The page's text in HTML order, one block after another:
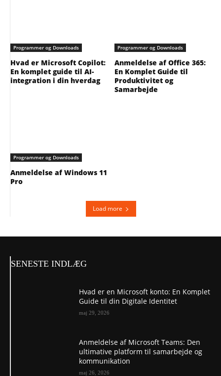
Programmer og Downloads
Hvad er Microsoft Copilot:
En komplet guide til AI-
integration i din hverdag
Programmer og Downloads
Anmeldelse af Office 365:
En Komplet Guide til
Produktivitet og
Samarbejde
Programmer og Downloads
Anmeldelse af Windows 11
Pro
Load more
SENESTE INDLÆG
Hvad er en Microsoft konto: En Komplet
Guide til din Digitale Identitet
maj 29, 2026
Anmeldelse af Microsoft Teams: Den
ultimative platform til samarbejde og
kommunikation
maj 26, 2026